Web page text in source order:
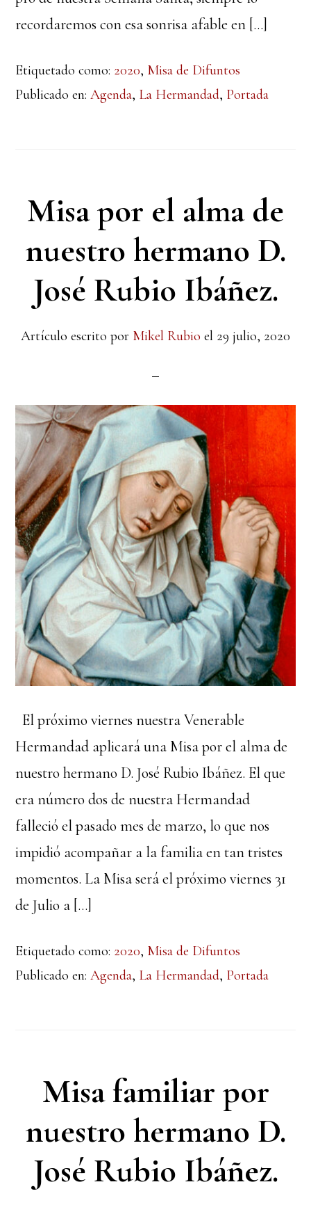
recordaremos con esa sonrisa afable en […]
Etiquetado como: 2020, Misa de Difuntos
Publicado en:Agenda, La Hermandad, Portada
Misa por el alma de
nuestro hermano D.
José Rubio Ibáñez.
Artículo escrito por Mikel Rubio el 29 julio, 2020
El próximo viernes nuestra Venerable
Hermandad aplicará una Misa por el alma de
nuestro hermano D. José Rubio Ibáñez. El que
era número dos de nuestra Hermandad
falleció el pasado mes de marzo, lo que nos
impidió acompañar a la familia en tan tristes
momentos. La Misa será el próximo viernes 31
de Julio a […]
Etiquetado como: 2020, Misa de Difuntos
Publicado en:Agenda, La Hermandad, Portada
Misa familiar por
nuestro hermano D.
José Rubio Ibáñez.